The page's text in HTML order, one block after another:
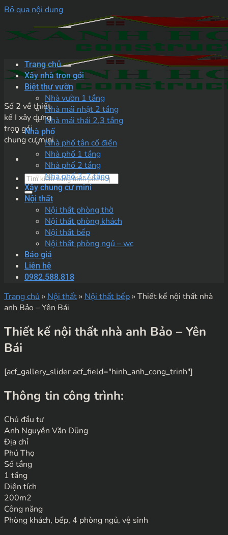
Bỏ qua nội dung
Số 2 về thiết
kế I xây dựng
trọn gói
chung cư mini
Trang chủ
Xây nhà trọn gói
Biệt thự vườn
Nhà vườn 1 tầng
Nhà mái nhật 2 tầng
Nhà mái thái 2,3 tầng
Nhà phố
Nhà phố tân cổ điển
Nhà phố 1 tầng
Nhà phố 2 tầng
Nhà phố 3-7 tầng
Xây chung cư mini
Nội thất
Nội thất phòng thờ
Nội thất phòng khách
Nội thất bếp
Nội thất phòng ngủ – wc
Báo giá
Liên hệ
0982.588.818
Trang chủ » Nội thất » Nội thất bếp » Thiết kế nội thất nhà
anh Bảo – Yên Bái
Thiết kế nội thất nhà anh Bảo – Yên
Bái
[acf_gallery_slider acf_field="hinh_anh_cong_trinh"]
Thông tin công trình:
Chủ đầu tư
Anh Nguyễn Văn Dũng
Địa chỉ
Phú Thọ
Số tầng
1 tầng
Diện tích
200m2
Công năng
Phòng khách, bếp, 4 phòng ngủ, vệ sinh